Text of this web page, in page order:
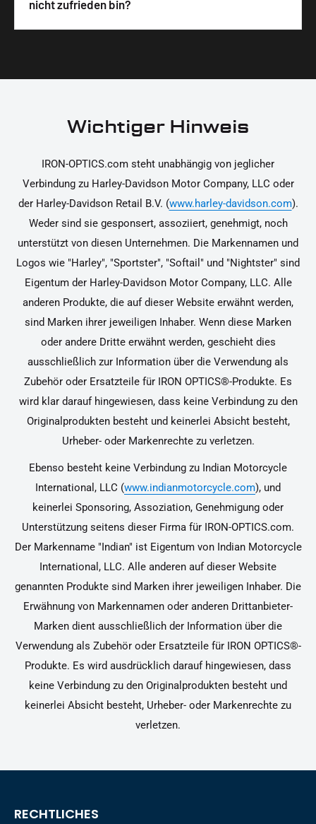
unterstützen dich dabei, die Teile sicher und
korrekt an deinem Motorrad zu installieren.
nicht zufrieden bin?
Ja, du kannst die Teile innerhalb von 14 Tagen
Rücksendung findest du in unseren
Wichtiger Hinweis
IRON-OPTICS.com steht unabhängig von jeglicher
Verbindung zu Harley-Davidson Motor Company, LLC oder
der Harley-Davidson Retail B.V. (www.harley-davidson.com).
Weder sind sie gesponsert, assoziiert, genehmigt, noch
unterstützt von diesen Unternehmen. Die Markennamen und
Logos wie "Harley", "Sportster", "Softail" und "Nightster" sind
Eigentum der Harley-Davidson Motor Company, LLC. Alle
anderen Produkte, die auf dieser Website erwähnt werden,
sind Marken ihrer jeweiligen Inhaber. Wenn diese Marken
oder andere Dritte erwähnt werden, geschieht dies
ausschließlich zur Information über die Verwendung als
Zubehör oder Ersatzteile für IRON OPTICS®-Produkte. Es
wird klar darauf hingewiesen, dass keine Verbindung zu den
Originalprodukten besteht und keinerlei Absicht besteht,
Urheber- oder Markenrechte zu verletzen.
Ebenso besteht keine Verbindung zu Indian Motorcycle
International, LLC (www.indianmotorcycle.com), und
keinerlei Sponsoring, Assoziation, Genehmigung oder
Unterstützung seitens dieser Firma für IRON-OPTICS.com.
Der Markenname "Indian" ist Eigentum von Indian Motorcycle
International, LLC. Alle anderen auf dieser Website
genannten Produkte sind Marken ihrer jeweiligen Inhaber. Die
Erwähnung von Markennamen oder anderen Drittanbieter-
Marken dient ausschließlich der Information über die
Verwendung als Zubehör oder Ersatzteile für IRON OPTICS®-
Produkte. Es wird ausdrücklich darauf hingewiesen, dass
keine Verbindung zu den Originalprodukten besteht und
keinerlei Absicht besteht, Urheber- oder Markenrechte zu
verletzen.
RECHTLICHES